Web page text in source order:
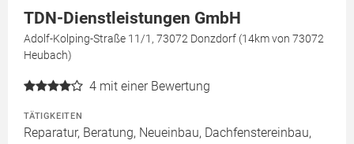
TDN-Dienstleistungen GmbH
Adolf-Kolping-Straße 11/1, 73072 Donzdorf (14km von 73072
Heubach)
4 mit einer Bewertung
TÄTIGKEITEN
Reparatur, Beratung, Neueinbau, Dachfenstereinbau,